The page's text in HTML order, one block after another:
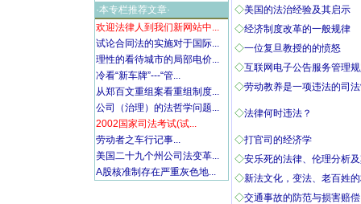
·本专栏推荐文章·
欢迎法律人到我们新网站中...
试论合同法的实施对于国际...
理性的看待城市的局部电价...
冷看“新车牌”---“管...
从郑百文重组案看重组制度...
公司（治理）的法哲学问题...
2002国家司法考试(试...
劳动者之车行记事...
美国二十九个州公司法变革...
A股核准制存在严重灰色地...
◇美国的法治经验及其启示
◇经济制度改革的一般规律
◇一位复旦教授的的愤怒
◇互联网电子公告服务管理
◇劳动教养是一项违法的司
◇法律何时违法？
◇打官司的经济学
◇安乐死的法律、伦理分析
◇新法文化，变法、老百姓
◇交通事故的防范与损害赔偿